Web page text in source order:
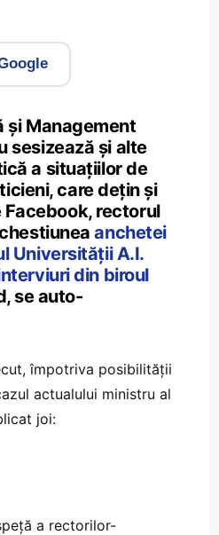
și Management
sesizează şi alte
a situațiilor de
care dețin și
Facebook, rectorul
chestiuneaanchetei
Universității A.I.
din biroul
se auto-
împotriva posibilității
actualului ministru al
joi:
a rectorilor-